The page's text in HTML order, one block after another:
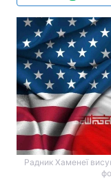
Радник Хаменеї